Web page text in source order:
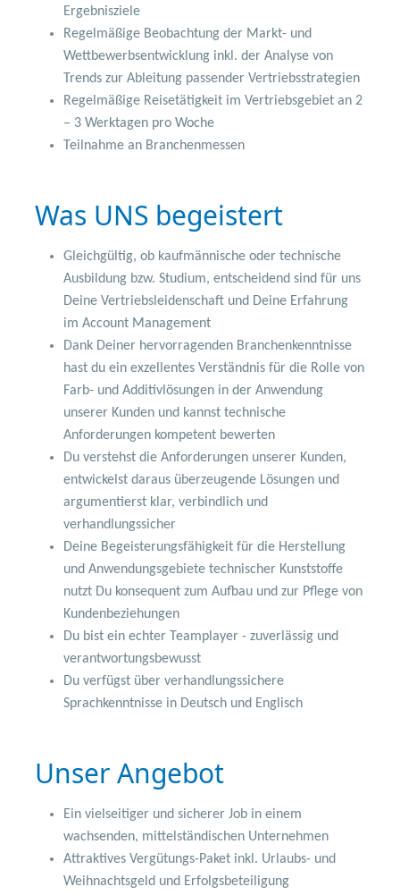
Ergebnisziele
Regelmäßige Beobachtung der Markt- und
Wettbewerbsentwicklung inkl. der Analyse von
Trends zur Ableitung passender Vertriebsstrategien
Regelmäßige Reisetätigkeit im Vertriebsgebiet an 2
– 3 Werktagen pro Woche
Teilnahme an Branchenmessen
Was UNS begeistert
Gleichgültig, ob kaufmännische oder technische
Ausbildung bzw. Studium, entscheidend sind für uns
Deine Vertriebsleidenschaft und Deine Erfahrung
im Account Management
Dank Deiner hervorragenden Branchenkenntnisse
hast du ein exzellentes Verständnis für die Rolle von
Farb- und Additivlösungen in der Anwendung
unserer Kunden und kannst technische
Anforderungen kompetent bewerten
Du verstehst die Anforderungen unserer Kunden,
entwickelst daraus überzeugende Lösungen und
argumentierst klar, verbindlich und
verhandlungssicher
Deine Begeisterungsfähigkeit für die Herstellung
und Anwendungsgebiete technischer Kunststoffe
nutzt Du konsequent zum Aufbau und zur Pflege von
Kundenbeziehungen
Du bist ein echter Teamplayer - zuverlässig und
verantwortungsbewusst
Du verfügst über verhandlungssichere
Sprachkenntnisse in Deutsch und Englisch
Unser Angebot
Ein vielseitiger und sicherer Job in einem
wachsenden, mittelständischen Unternehmen
Attraktives Vergütungs-Paket inkl. Urlaubs- und
Weihnachtsgeld und Erfolgsbeteiligung